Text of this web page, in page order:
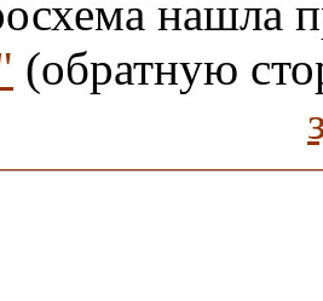
нашла
(обратную